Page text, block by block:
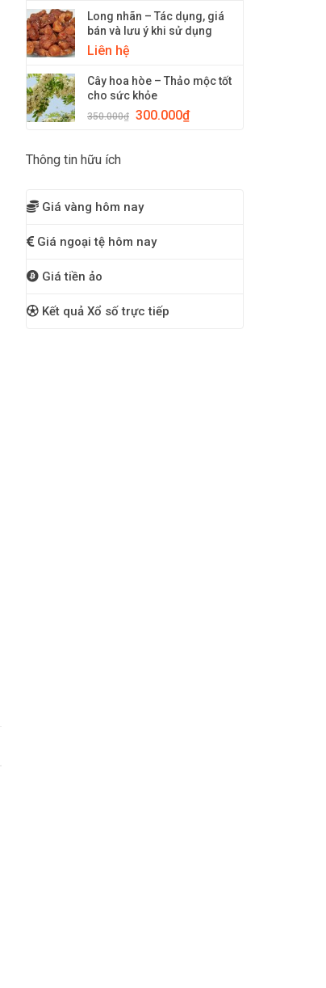
Long nhãn – Tác dụng, giá
bán và lưu ý khi sử dụng
Liên hệ
Cây hoa hòe – Thảo mộc tốt
cho sức khỏe
350.000₫ 300.000₫
Thông tin hữu ích
Giá vàng hôm nay
Giá ngoại tệ hôm nay
Giá tiền ảo
Kết quả Xổ số trực tiếp